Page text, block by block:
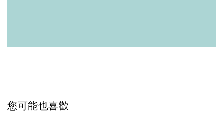
您可能也喜歡